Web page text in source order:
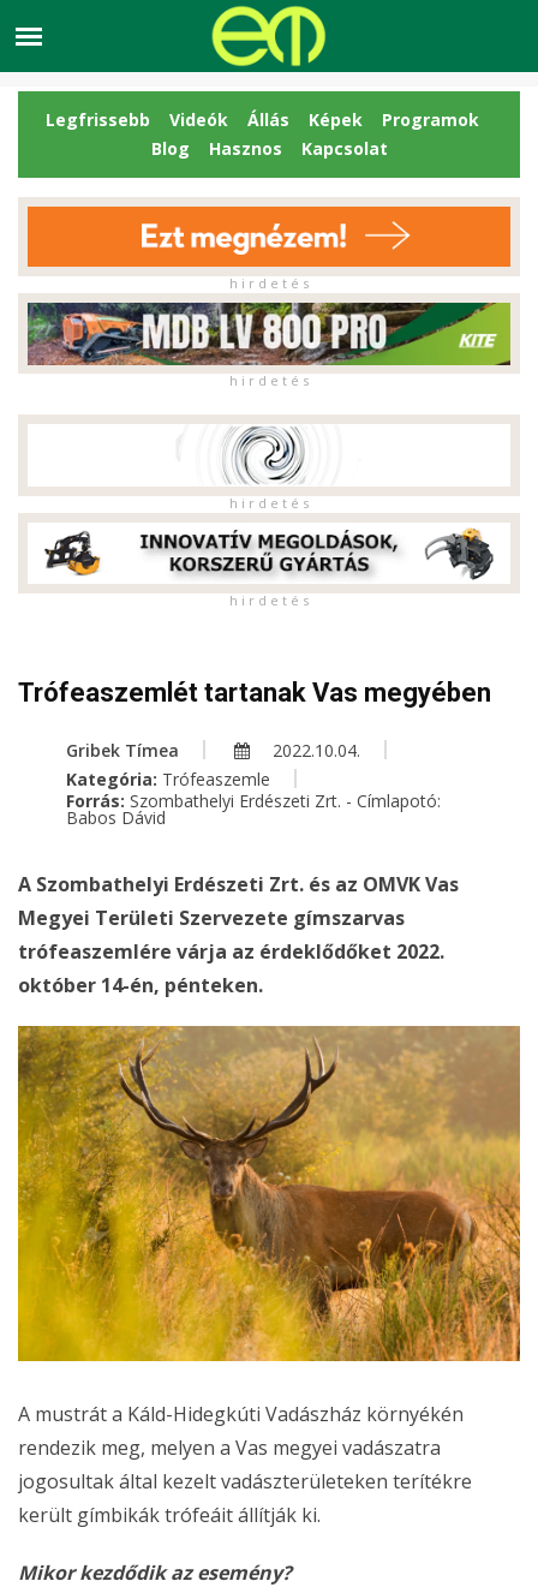
Legfrissebb Videók Állás Képek
Programok
Blog
Hasznos Kapcsolat
h i r d e t é s
h i r d e t é s
h i r d e t é s
h i r d e t é s
Trófeaszemlét tartanak Vas megyében
Gribek Tímea
2022.10.04.
Kategória: Trófeaszemle
Forrás: Szombathelyi Erdészeti Zrt. - Címlapotó:
Babos Dávid
A Szombathelyi Erdészeti Zrt. és az OMVK Vas
Megyei Területi Szervezete gímszarvas
trófeaszemlére várja az érdeklődőket 2022.
október 14-én, pénteken.
A mustrát a Káld-Hidegkúti Vadászház környékén
rendezik meg, melyen a Vas megyei vadászatra
jogosultak által kezelt vadászterületeken terítékre
került gímbikák trófeáit állítják ki.
Mikor kezdődik az esemény?